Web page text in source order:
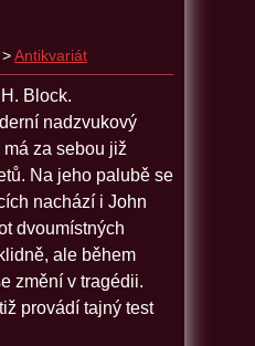
> Antikvariát
Block.
nadzvukový
má za sebou již
Na jeho palubě se
nachází i John
dvoumístných
ale během
změní v tragédii.
provádí tajný test